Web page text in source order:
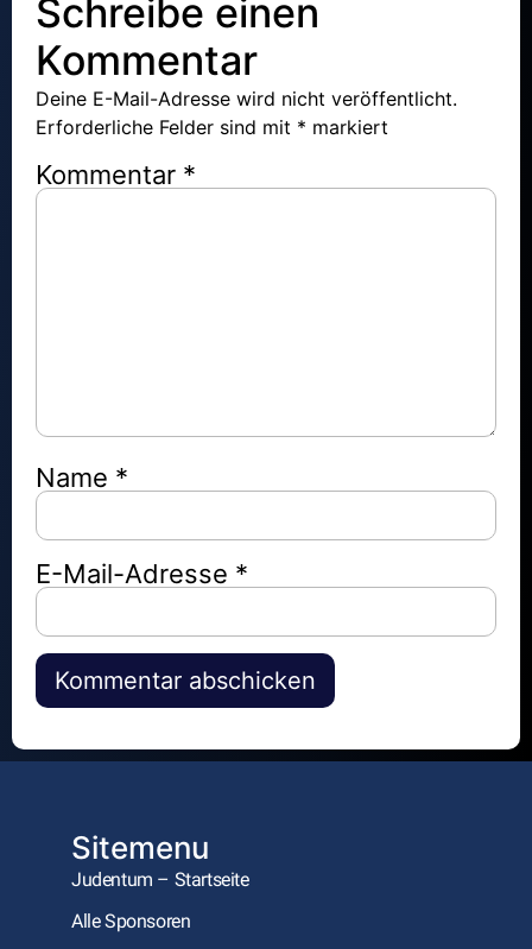
Schreibe einen
Kommentar
Deine E-Mail-Adresse wird nicht veröffentlicht.
Erforderliche Felder sind mit * markiert
Kommentar *
Name *
E-Mail-Adresse *
Alternative:
Sitemenu
Judentum – Startseite
Alle Sponsoren